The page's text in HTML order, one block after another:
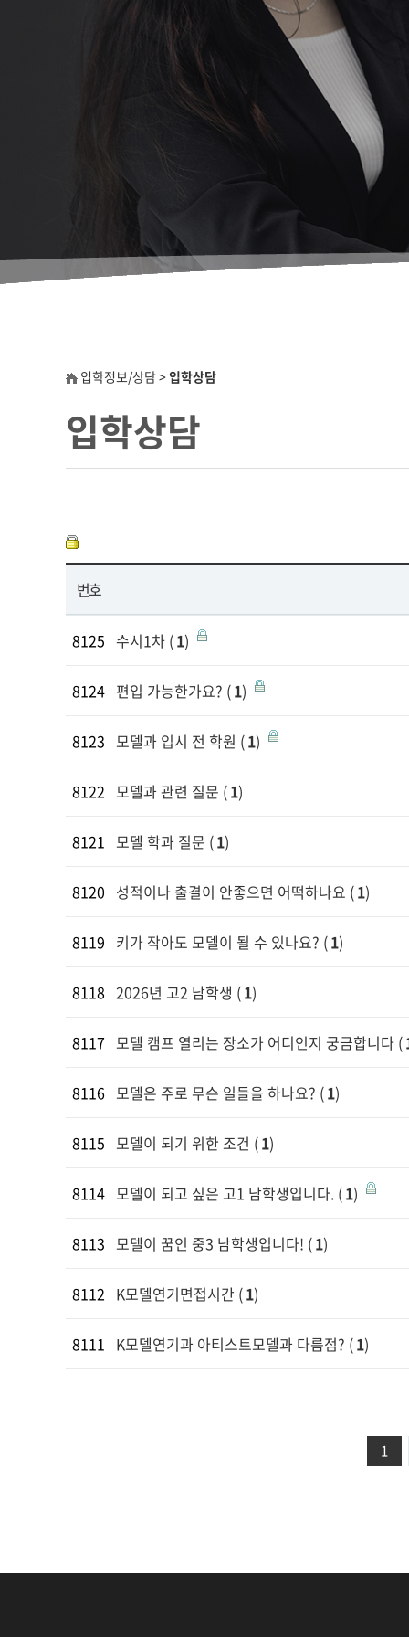
입학정보/상담 >입학상담
입학상담
번호
8125 수시1차 (1)
8124 편입 가능한가요? (1)
8123 모델과 입시 전 학원 (1)
8122 모델과 관련 질문 (1)
8121 모델 학과 질문 (1)
8120 성적이나 출결이 안좋으면 어떡하나요 (1)
8119 키가 작아도 모델이 될 수 있나요? (1)
8118 2026년 고2 남학생 (1)
8117 모델 캠프 열리는 장소가 어디인지 궁금합니다 (
8116 모델은 주로 무슨 일들을 하나요? (1)
8115 모델이 되기 위한 조건 (1)
8114 모델이 되고 싶은 고1 남학생입니다. (1)
8113 모델이 꿈인 중3 남학생입니다! (1)
8112 K모델연기면접시간 (1)
8111 K모델연기과 아티스트모델과 다름점? (1)
1